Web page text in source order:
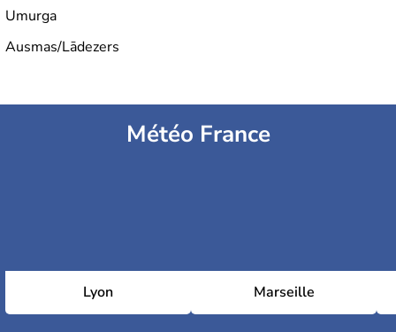
Umurga
Ausmas/Lādezers
Météo France
Lyon Marseille